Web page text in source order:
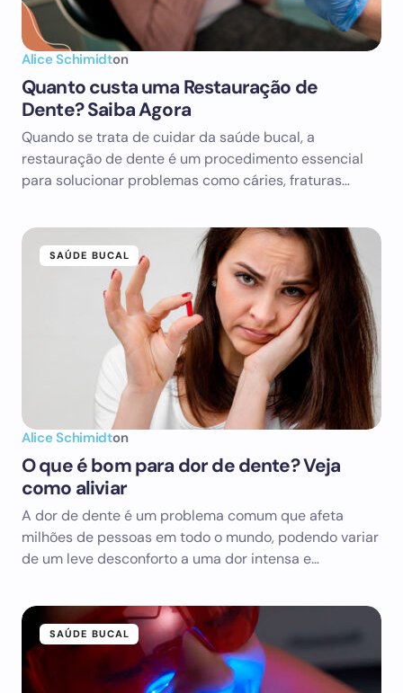
Alice Schimidton
Quanto custa uma Restauração de
Dente? Saiba Agora
Quando se trata de cuidar da saúde bucal, a
restauração de dente é um procedimento essencial
para solucionar problemas como cáries, fraturas…
SAÚDE BUCAL
Alice Schimidton
O que é bom para dor de dente? Veja
como aliviar
A dor de dente é um problema comum que afeta
milhões de pessoas em todo o mundo, podendo variar
de um leve desconforto a uma dor intensa e…
SAÚDE BUCAL